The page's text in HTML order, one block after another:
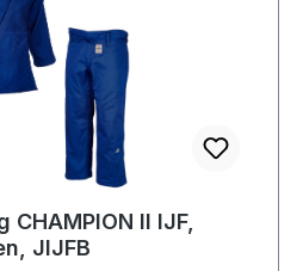
II IJF,
JIJFB